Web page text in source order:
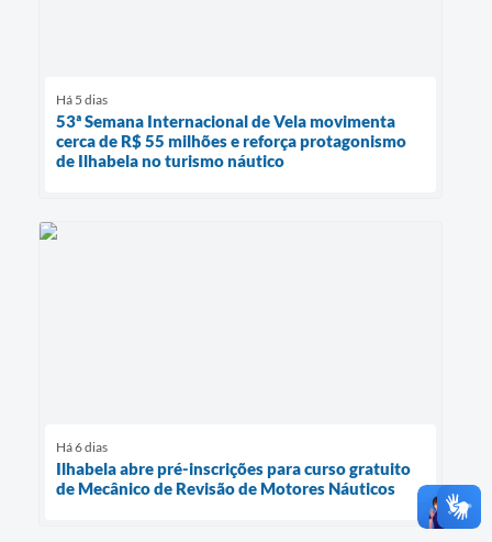
Há 5 dias
53ª Semana Internacional de Vela movimenta
cerca de R$ 55 milhões e reforça protagonismo
de Ilhabela no turismo náutico
Há 6 dias
Ilhabela abre pré-inscrições para curso gratuito
de Mecânico de Revisão de Motores Náuticos